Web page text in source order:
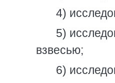
4)
5)
взвесью;
6)